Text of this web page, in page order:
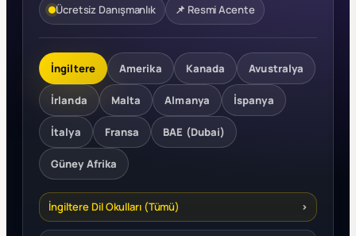
Ücretsiz Danışmanlık
📌 Resmi Acente
İngiltere Amerika Kanada Avustralya
İrlanda Malta Almanya İspanya
İtalya Fransa BAE (Dubai)
Güney Afrika
İngiltere Dil Okulları (Tümü) ›